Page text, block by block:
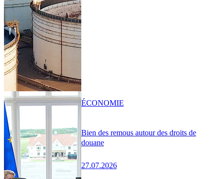
Bien des remous autour des droits de
douane
27.07.2026
ÉCONOMIE